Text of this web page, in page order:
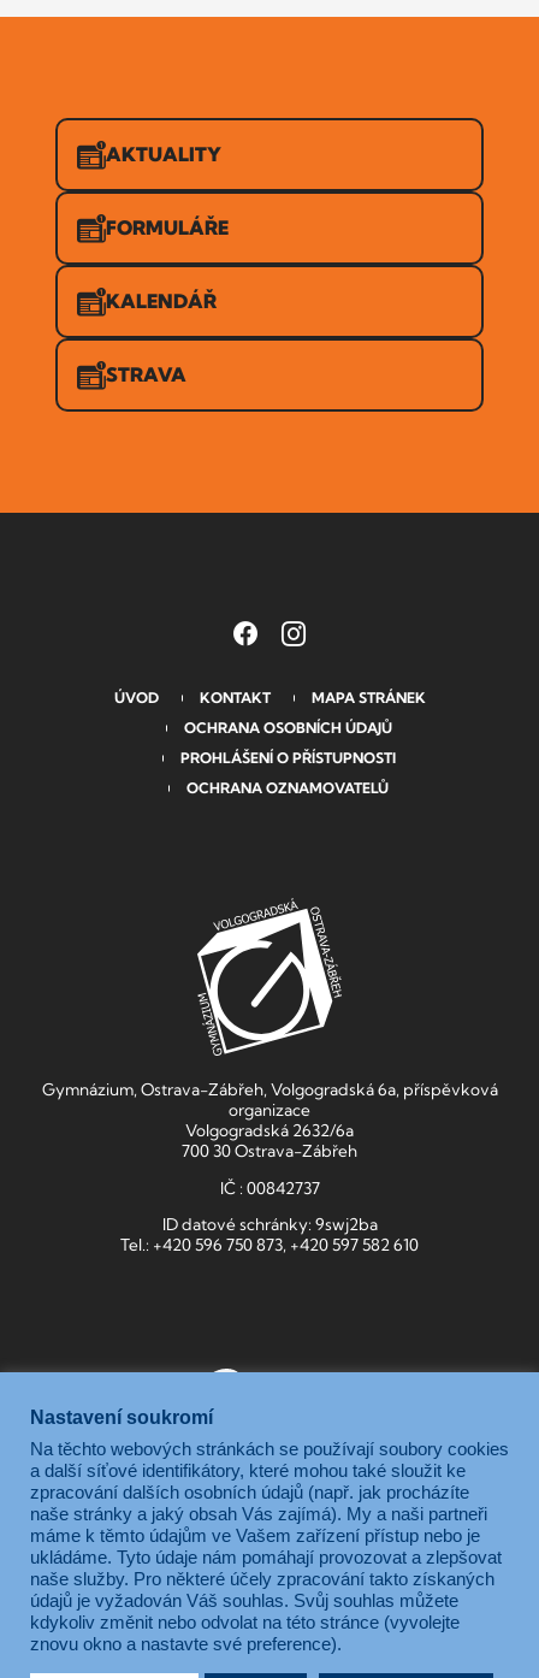
AKTUALITY
FORMULÁŘE
KALENDÁŘ
STRAVA
ÚVOD KONTAKT
MAPA STRÁNEK
OCHRANA OSOBNÍCH ÚDAJŮ
PROHLÁŠENÍ O PŘÍSTUPNOSTI
OCHRANA OZNAMOVATELŮ
Gymnázium, Ostrava-Zábřeh, Volgogradská 6a, příspěvková
organizace
Volgogradská 2632/6a
700 30 Ostrava-Zábřeh
IČ : 00842737
ID datové schránky: 9swj2ba
Tel.: +420 596 750 873, +420 597 582 610
Gymnázium, Ostrava-Zábřeh, Volgogradská 6a, je příspěvkovou
organizací zřizovanou Moravskoslezským krajem.
Nastavení soukromí
Na těchto webových stránkách se používají soubory cookies
a další síťové identifikátory, které mohou také sloužit ke
zpracování dalších osobních údajů (např. jak procházíte
naše stránky a jaký obsah Vás zajímá). My a naši partneři
máme k těmto údajům ve Vašem zařízení přístup nebo je
ukládáme. Tyto údaje nám pomáhají provozovat a zlepšovat
naše služby. Pro některé účely zpracování takto získaných
údajů je vyžadován Váš souhlas. Svůj souhlas můžete
kdykoliv změnit nebo odvolat na této stránce (vyvolejte
znovu okno a nastavte své preference).